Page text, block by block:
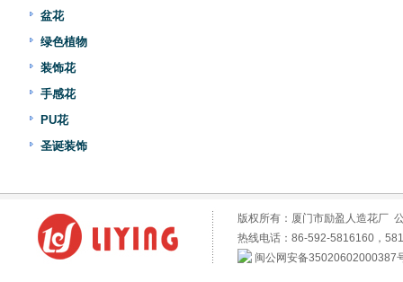
盆花
绿色植物
装饰花
手感花
PU花
圣诞装饰
版权所有：厦门市励盈人造花厂
热线电话：86-592-5816160，
闽公网安备35020602000387